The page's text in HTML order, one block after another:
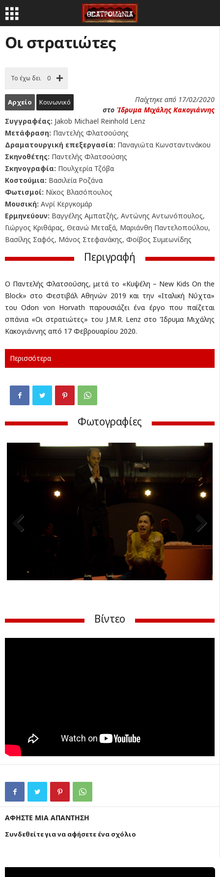
Οι στρατιώτες
Το έχω δει 0
Αρχείο Κοινωνικό
Παίχτηκε από 17/02/2020
στο Ίδρυμα Μιχάλης Κακογιάννης
Συγγραφέας: Jakob Michael Reinhold Lenz
Μετάφραση: Παντελής Φλατσούσης
Δραματουργική επεξεργασία: Παναγιώτα Κωνσταντινάκου
Σκηνοθέτης: Παντελής Φλατσούσης
Σκηνογραφία: Πουλχερία Τζόβα
Κοστούμια: Βασιλεία Ροζάνα
Φωτισμοί: Νίκος Βλασόπουλος
Μουσική: Ανρί Κεργκομάρ
Ερμηνεύουν: Βαγγέλης Αμπατζής, Αντώνης Αντωνόπουλος,
Γιώργος Κριθάρας, Θεανώ Μεταξά, Μαριάνθη Παντελοπούλου,
Βασίλης Σαφός, Μάνος Στεφανάκης, Φοίβος Συμεωνίδης
Περιγραφή
Ο Παντελής Φλατσούσης, μετά το «Κυψέλη – New Kids On the
Block» στο Φεστιβάλ Αθηνών 2019 και την «Ιταλική Νύχτα»
του Odon von Horvath παρουσιάζει ένα έργο που παίζεται
σπάνια «Οι στρατιώτες» του J.M.R. Lenz στο Ίδρυμα Μιχάλης
Κακογιάννης από 17 Φεβρουαρίου 2020.
Περισσότερα
Φωτογραφίες
Βίντεο
ΑΦΗΣΤΕ ΜΙΑ ΑΠΑΝΤΗΣΗ
Συνδεθείτε για να αφήσετε ένα σχόλιο